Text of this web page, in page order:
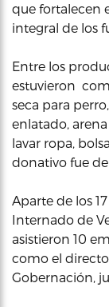
que fortalecen
integral de los
Entre los
estuvieron
seca para
enlatado,
lavar ropa,
donativo fue de
Aparte de los
Internado de
asistieron 10
como el
Gobernación,